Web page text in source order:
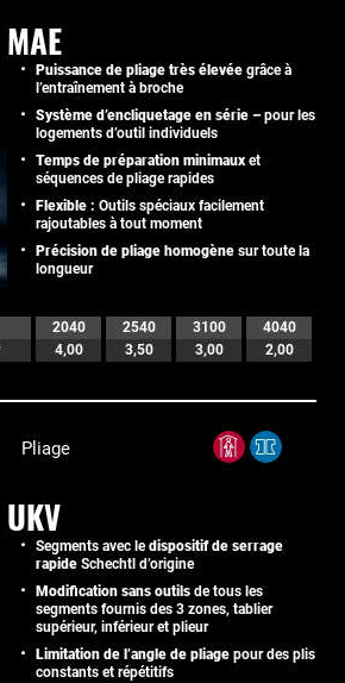
MAE
Puissance de pliage très élevée grâce à
l’entraînement à broche
Système d’encliquetage en série – pour les
logements d’outil individuels
Temps de préparation minimaux et
séquences de pliage rapides
Flexible : Outils spéciaux facilement
rajoutables à tout moment
Précision de pliage homogène sur toute la
longueur
2040 2540 3100
4040
4,00 3,50 3,00 2,00
Pliage
UKV
Segments avec ledispositif de serrage
rapide Schechtl d’origine
Modification sans outils de tous les
segments fournis des 3 zones, tablier
supérieur, inférieur et plieur
Limitation de l’angle de pliage pour des plis
constants et répétitifs